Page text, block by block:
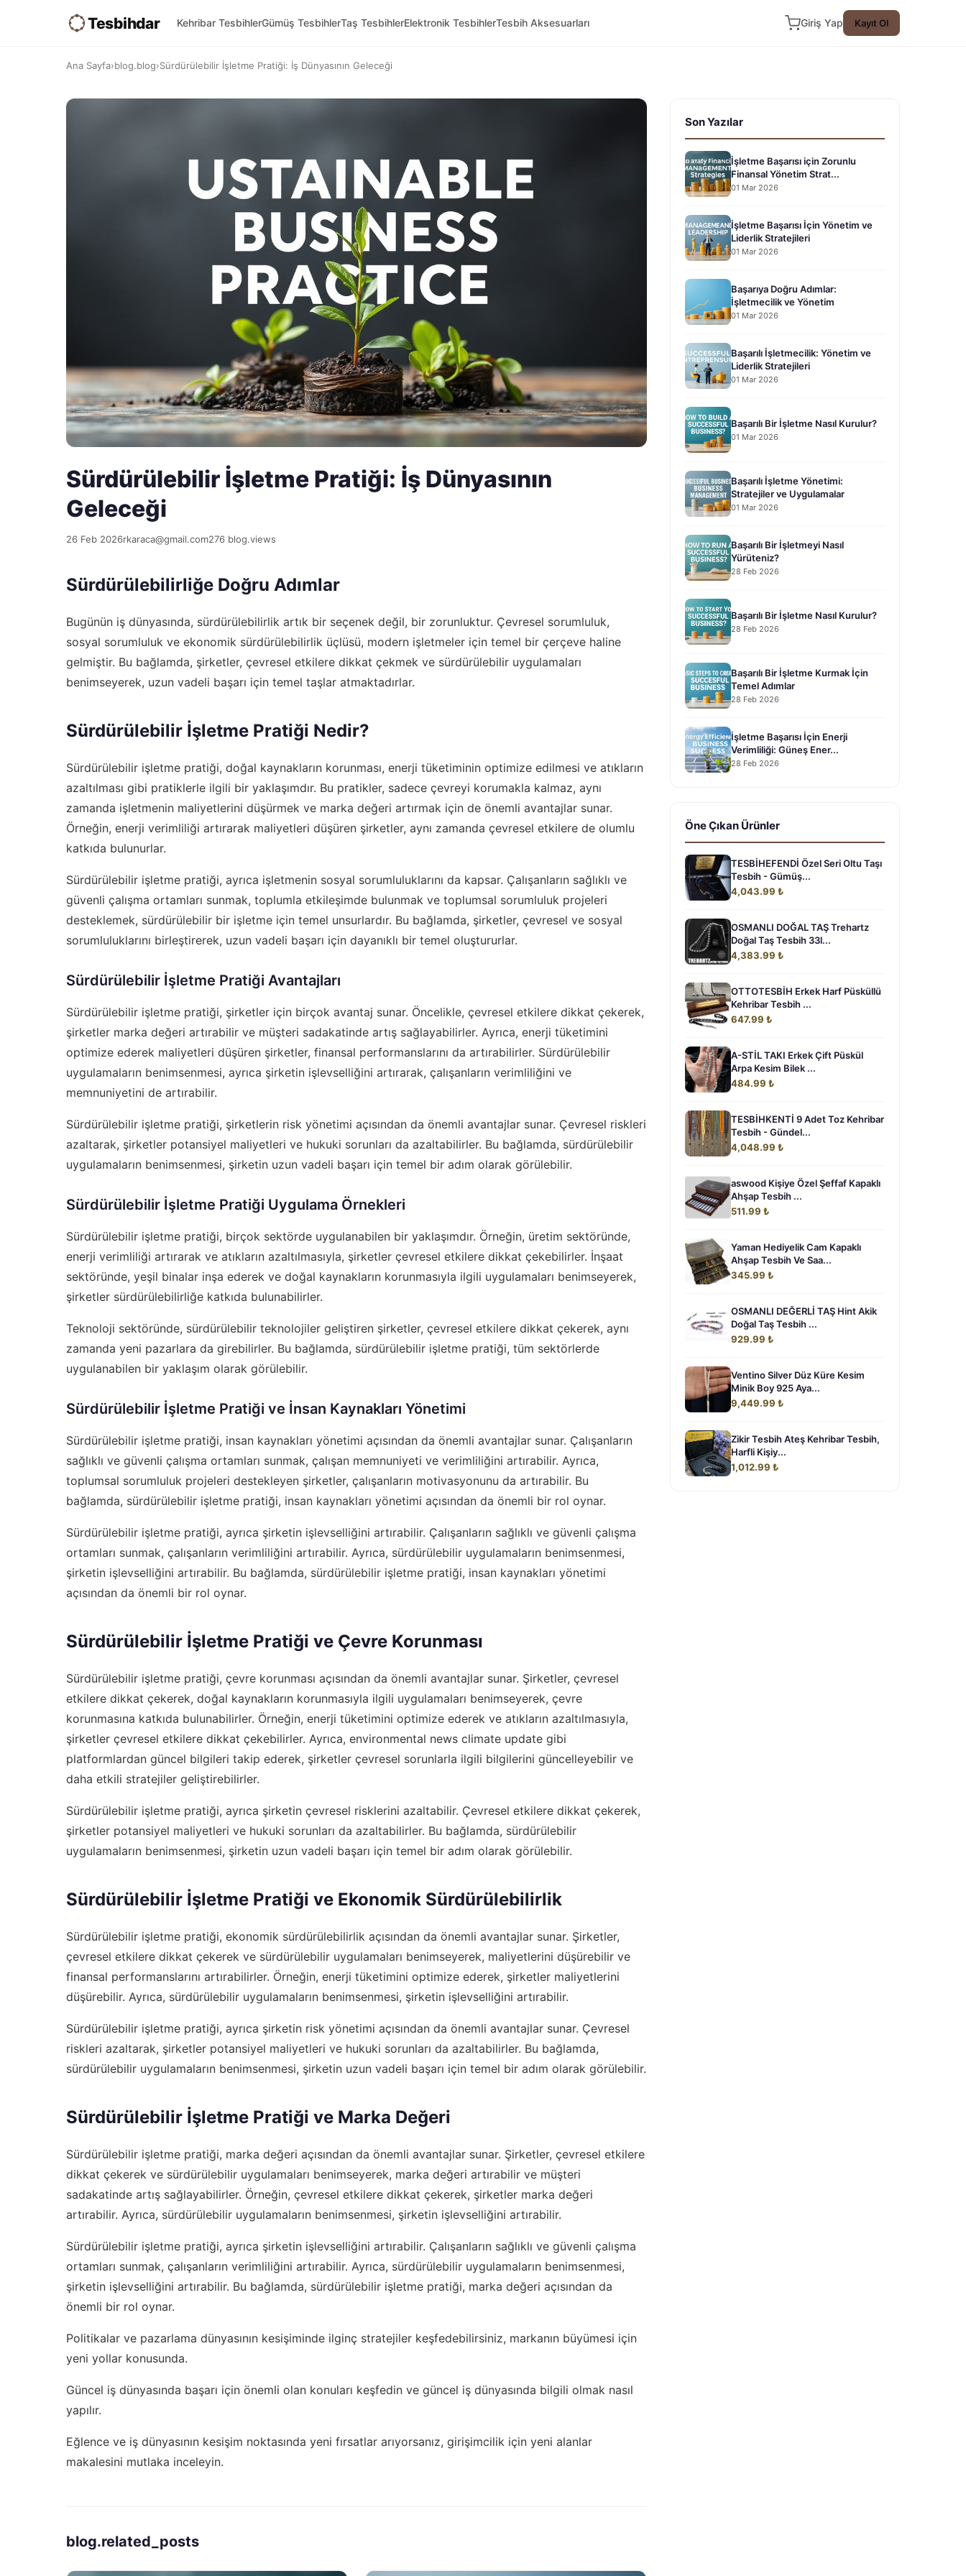
Tesbihdar Kehribar TesbihlerGümüş TesbihlerTaş TesbihlerElektronik TesbihlerTesbih Aksesuarları Giriş Yap Kayıt Ol
Ana Sayfa›blog.blog›Sürdürülebilir İşletme Pratiği: İş Dünyasının Geleceği
Sürdürülebilir İşletme Pratiği: İş Dünyasının
Geleceği
26 Feb 2026rkaraca@gmail.com276 blog.views
Sürdürülebilirliğe Doğru Adımlar
Bugünün iş dünyasında, sürdürülebilirlik artık bir seçenek değil, bir zorunluktur. Çevresel sorumluluk,
sosyal sorumluluk ve ekonomik sürdürülebilirlik üçlüsü, modern işletmeler için temel bir çerçeve haline
gelmiştir. Bu bağlamda, şirketler, çevresel etkilere dikkat çekmek ve sürdürülebilir uygulamaları
benimseyerek, uzun vadeli başarı için temel taşlar atmaktadırlar.
Sürdürülebilir İşletme Pratiği Nedir?
Sürdürülebilir işletme pratiği, doğal kaynakların korunması, enerji tüketiminin optimize edilmesi ve atıkların
azaltılması gibi pratiklerle ilgili bir yaklaşımdır. Bu pratikler, sadece çevreyi korumakla kalmaz, aynı
zamanda işletmenin maliyetlerini düşürmek ve marka değeri artırmak için de önemli avantajlar sunar.
Örneğin, enerji verimliliği artırarak maliyetleri düşüren şirketler, aynı zamanda çevresel etkilere de olumlu
katkıda bulunurlar.
Sürdürülebilir işletme pratiği, ayrıca işletmenin sosyal sorumluluklarını da kapsar. Çalışanların sağlıklı ve
güvenli çalışma ortamları sunmak, toplumla etkileşimde bulunmak ve toplumsal sorumluluk projeleri
desteklemek, sürdürülebilir bir işletme için temel unsurlardır. Bu bağlamda, şirketler, çevresel ve sosyal
sorumluluklarını birleştirerek, uzun vadeli başarı için dayanıklı bir temel oluştururlar.
Sürdürülebilir İşletme Pratiği Avantajları
Sürdürülebilir işletme pratiği, şirketler için birçok avantaj sunar. Öncelikle, çevresel etkilere dikkat çekerek,
şirketler marka değeri artırabilir ve müşteri sadakatinde artış sağlayabilirler. Ayrıca, enerji tüketimini
optimize ederek maliyetleri düşüren şirketler, finansal performanslarını da artırabilirler. Sürdürülebilir
uygulamaların benimsenmesi, ayrıca şirketin işlevselliğini artırarak, çalışanların verimliliğini ve
memnuniyetini de artırabilir.
Sürdürülebilir işletme pratiği, şirketlerin risk yönetimi açısından da önemli avantajlar sunar. Çevresel riskleri
azaltarak, şirketler potansiyel maliyetleri ve hukuki sorunları da azaltabilirler. Bu bağlamda, sürdürülebilir
uygulamaların benimsenmesi, şirketin uzun vadeli başarı için temel bir adım olarak görülebilir.
Sürdürülebilir İşletme Pratiği Uygulama Örnekleri
Sürdürülebilir işletme pratiği, birçok sektörde uygulanabilen bir yaklaşımdır. Örneğin, üretim sektöründe,
enerji verimliliği artırarak ve atıkların azaltılmasıyla, şirketler çevresel etkilere dikkat çekebilirler. İnşaat
sektöründe, yeşil binalar inşa ederek ve doğal kaynakların korunmasıyla ilgili uygulamaları benimseyerek,
şirketler sürdürülebilirliğe katkıda bulunabilirler.
Teknoloji sektöründe, sürdürülebilir teknolojiler geliştiren şirketler, çevresel etkilere dikkat çekerek, aynı
zamanda yeni pazarlara da girebilirler. Bu bağlamda, sürdürülebilir işletme pratiği, tüm sektörlerde
uygulanabilen bir yaklaşım olarak görülebilir.
Sürdürülebilir İşletme Pratiği ve İnsan Kaynakları Yönetimi
Sürdürülebilir işletme pratiği, insan kaynakları yönetimi açısından da önemli avantajlar sunar. Çalışanların
sağlıklı ve güvenli çalışma ortamları sunmak, çalışan memnuniyeti ve verimliliğini artırabilir. Ayrıca,
toplumsal sorumluluk projeleri destekleyen şirketler, çalışanların motivasyonunu da artırabilir. Bu
bağlamda, sürdürülebilir işletme pratiği, insan kaynakları yönetimi açısından da önemli bir rol oynar.
Sürdürülebilir işletme pratiği, ayrıca şirketin işlevselliğini artırabilir. Çalışanların sağlıklı ve güvenli çalışma
ortamları sunmak, çalışanların verimliliğini artırabilir. Ayrıca, sürdürülebilir uygulamaların benimsenmesi,
şirketin işlevselliğini artırabilir. Bu bağlamda, sürdürülebilir işletme pratiği, insan kaynakları yönetimi
açısından da önemli bir rol oynar.
Sürdürülebilir İşletme Pratiği ve Çevre Korunması
Sürdürülebilir işletme pratiği, çevre korunması açısından da önemli avantajlar sunar. Şirketler, çevresel
etkilere dikkat çekerek, doğal kaynakların korunmasıyla ilgili uygulamaları benimseyerek, çevre
korunmasına katkıda bulunabilirler. Örneğin, enerji tüketimini optimize ederek ve atıkların azaltılmasıyla,
şirketler çevresel etkilere dikkat çekebilirler. Ayrıca, environmental news climate update gibi
platformlardan güncel bilgileri takip ederek, şirketler çevresel sorunlarla ilgili bilgilerini güncelleyebilir ve
daha etkili stratejiler geliştirebilirler.
Sürdürülebilir işletme pratiği, ayrıca şirketin çevresel risklerini azaltabilir. Çevresel etkilere dikkat çekerek,
şirketler potansiyel maliyetleri ve hukuki sorunları da azaltabilirler. Bu bağlamda, sürdürülebilir
uygulamaların benimsenmesi, şirketin uzun vadeli başarı için temel bir adım olarak görülebilir.
Sürdürülebilir İşletme Pratiği ve Ekonomik Sürdürülebilirlik
Sürdürülebilir işletme pratiği, ekonomik sürdürülebilirlik açısından da önemli avantajlar sunar. Şirketler,
çevresel etkilere dikkat çekerek ve sürdürülebilir uygulamaları benimseyerek, maliyetlerini düşürebilir ve
finansal performanslarını artırabilirler. Örneğin, enerji tüketimini optimize ederek, şirketler maliyetlerini
düşürebilir. Ayrıca, sürdürülebilir uygulamaların benimsenmesi, şirketin işlevselliğini artırabilir.
Sürdürülebilir işletme pratiği, ayrıca şirketin risk yönetimi açısından da önemli avantajlar sunar. Çevresel
riskleri azaltarak, şirketler potansiyel maliyetleri ve hukuki sorunları da azaltabilirler. Bu bağlamda,
sürdürülebilir uygulamaların benimsenmesi, şirketin uzun vadeli başarı için temel bir adım olarak görülebilir.
Sürdürülebilir İşletme Pratiği ve Marka Değeri
Sürdürülebilir işletme pratiği, marka değeri açısından da önemli avantajlar sunar. Şirketler, çevresel etkilere
dikkat çekerek ve sürdürülebilir uygulamaları benimseyerek, marka değeri artırabilir ve müşteri
sadakatinde artış sağlayabilirler. Örneğin, çevresel etkilere dikkat çekerek, şirketler marka değeri
artırabilir. Ayrıca, sürdürülebilir uygulamaların benimsenmesi, şirketin işlevselliğini artırabilir.
Sürdürülebilir işletme pratiği, ayrıca şirketin işlevselliğini artırabilir. Çalışanların sağlıklı ve güvenli çalışma
ortamları sunmak, çalışanların verimliliğini artırabilir. Ayrıca, sürdürülebilir uygulamaların benimsenmesi,
şirketin işlevselliğini artırabilir. Bu bağlamda, sürdürülebilir işletme pratiği, marka değeri açısından da
önemli bir rol oynar.
Politikalar ve pazarlama dünyasının kesişiminde ilginç stratejiler keşfedebilirsiniz, markanın büyümesi için
yeni yollar konusunda.
Güncel iş dünyasında başarı için önemli olan konuları keşfedin ve güncel iş dünyasında bilgili olmak nasıl
yapılır.
Eğlence ve iş dünyasının kesişim noktasında yeni fırsatlar arıyorsanız, girişimcilik için yeni alanlar
makalesini mutlaka inceleyin.
blog.related_posts
Son Yazılar
İşletme Başarısı için Zorunlu
Finansal Yönetim Strat...
01 Mar 2026
İşletme Başarısı İçin Yönetim ve
Liderlik Stratejileri
01 Mar 2026
Başarıya Doğru Adımlar:
İşletmecilik ve Yönetim
01 Mar 2026
Başarılı İşletmecilik: Yönetim ve
Liderlik Stratejileri
01 Mar 2026
Başarılı Bir İşletme Nasıl Kurulur?
01 Mar 2026
Başarılı İşletme Yönetimi:
Stratejiler ve Uygulamalar
01 Mar 2026
Başarılı Bir İşletmeyi Nasıl
Yürüteniz?
28 Feb 2026
Başarılı Bir İşletme Nasıl Kurulur?
28 Feb 2026
Başarılı Bir İşletme Kurmak İçin
Temel Adımlar
28 Feb 2026
İşletme Başarısı İçin Enerji
Verimliliği: Güneş Ener...
28 Feb 2026
Öne Çıkan Ürünler
TESBİHEFENDİ Özel Seri Oltu Taşı
Tesbih - Gümüş...
4,043.99 ₺
OSMANLI DOĞAL TAŞ Trehartz
Doğal Taş Tesbih 33l...
4,383.99 ₺
OTTOTESBİH Erkek Harf Püsküllü
Kehribar Tesbih ...
647.99 ₺
A-STİL TAKI Erkek Çift Püskül
Arpa Kesim Bilek ...
484.99 ₺
TESBİHKENTİ 9 Adet Toz Kehribar
Tesbih - Gündel...
4,048.99 ₺
aswood Kişiye Özel Şeffaf Kapaklı
Ahşap Tesbih ...
511.99 ₺
Yaman Hediyelik Cam Kapaklı
Ahşap Tesbih Ve Saa...
345.99 ₺
OSMANLI DEĞERLİ TAŞ Hint Akik
Doğal Taş Tesbih ...
929.99 ₺
Ventino Silver Düz Küre Kesim
Minik Boy 925 Aya...
9,449.99 ₺
Zikir Tesbih Ateş Kehribar Tesbih,
Harfli Kişiy...
1,012.99 ₺